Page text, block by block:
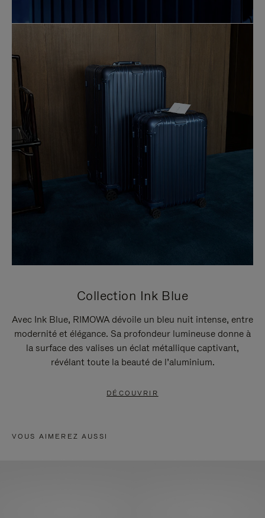
Collection Ink Blue
Avec Ink Blue, RIMOWA dévoile un bleu nuit intense, entre
modernité et élégance. Sa profondeur lumineuse donne à
la surface des valises un éclat métallique captivant,
révélant toute la beauté de l’aluminium.
DÉCOUVRIR
VOUS AIMEREZ AUSSI